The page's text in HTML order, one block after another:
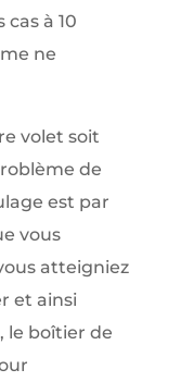
à 10
ne
volet soit
de
est par
vous
atteigniez
et ainsi
le boîtier de